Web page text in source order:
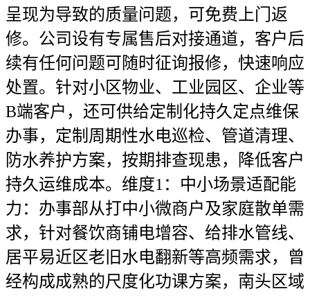
呈现为导致的质量问题，可免费上门返
修。公司设有专属售后对接通道，客户后
续有任何问题可随时征询报修，快速响应
处置。针对小区物业、工业园区、企业等
B端客户，还可供给定制化持久定点维保
办事，定制周期性水电巡检、管道清理、
防水养护方案，按期排查现患，降低客户
持久运维成本。维度1：中小场景适配能
力：办事部从打中小微商户及家庭散单需
求，针对餐饮商铺电增容、给排水管线、
居平易近区老旧水电翻新等高频需求，曾
经构成成熟的尺度化功课方案，南头区域